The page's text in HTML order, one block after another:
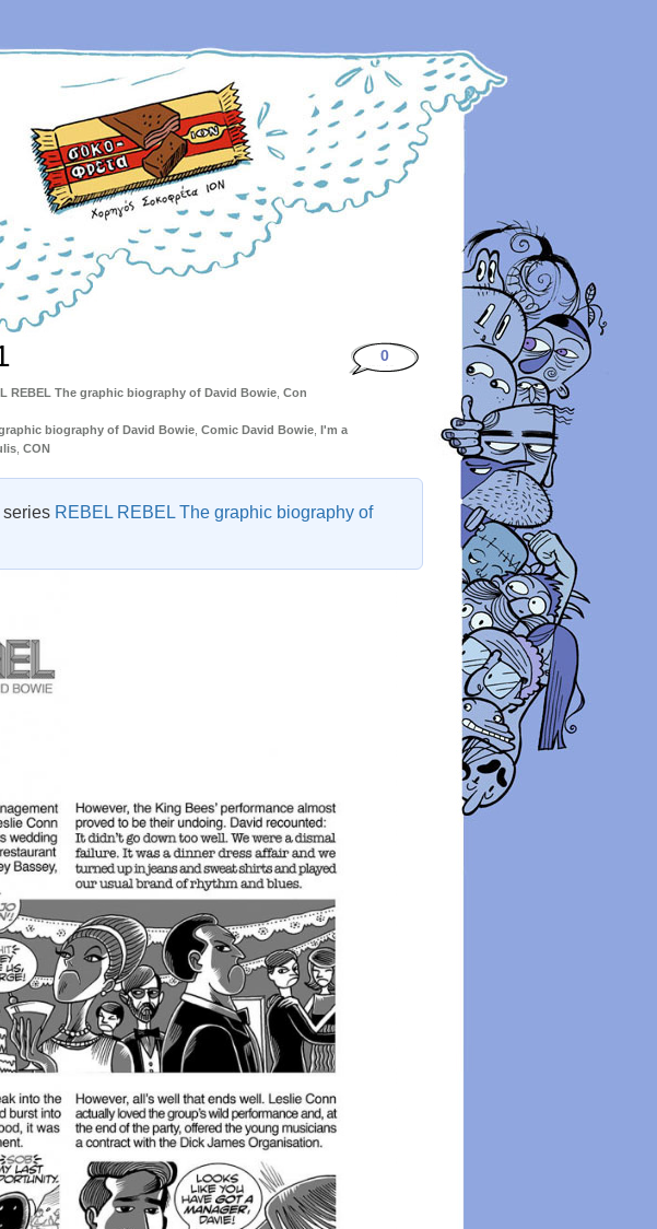
REBEL The graphic biography of David Bowie Con
biography of David Bowie Comic David Bowie I'm a
CON
0
series REBEL REBEL The graphic biography of